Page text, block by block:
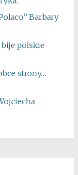
Barbary
polskie
strony…